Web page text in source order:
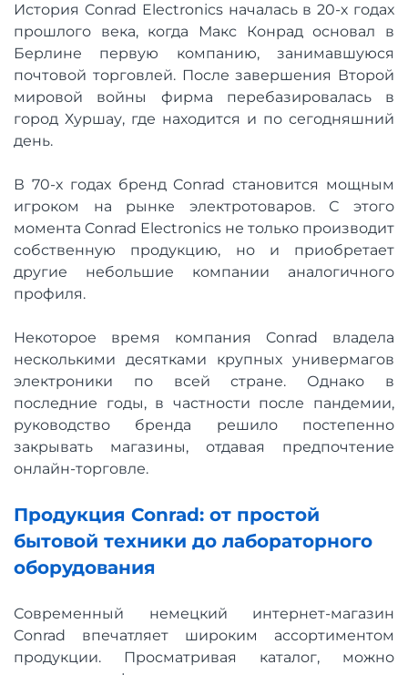
История Conrad Electronics началась в 20-х годах
прошлого века, когда Макс Конрад основал в
Берлине первую компанию, занимавшуюся
почтовой торговлей. После завершения Второй
мировой войны фирма перебазировалась в
город Хуршау, где находится и по сегодняшний
день.
В 70-х годах бренд Conrad становится мощным
игроком на рынке электротоваров. С этого
момента Conrad Electronics не только производит
собственную продукцию, но и приобретает
другие небольшие компании аналогичного
профиля.
Некоторое время компания Conrad владела
несколькими десятками крупных универмагов
электроники по всей стране. Однако в
последние годы, в частности после пандемии,
руководство бренда решило постепенно
закрывать магазины, отдавая предпочтение
онлайн-торговле.
Продукция Conrad: от простой
бытовой техники до лабораторного
оборудования
Современный немецкий интернет-магазин
Conrad впечатляет широким ассортиментом
продукции. Просматривая каталог, можно